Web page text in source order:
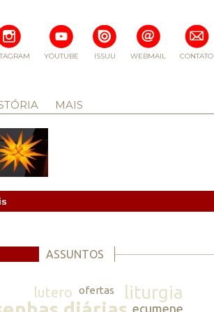
CONTATO
WEBMAIL
ISSUU
YOUTUBE
MAIS
ASSUNTOS
lutero ofertas liturgia
ecumene